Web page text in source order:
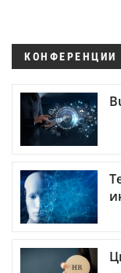
КОНФЕРЕНЦИИ